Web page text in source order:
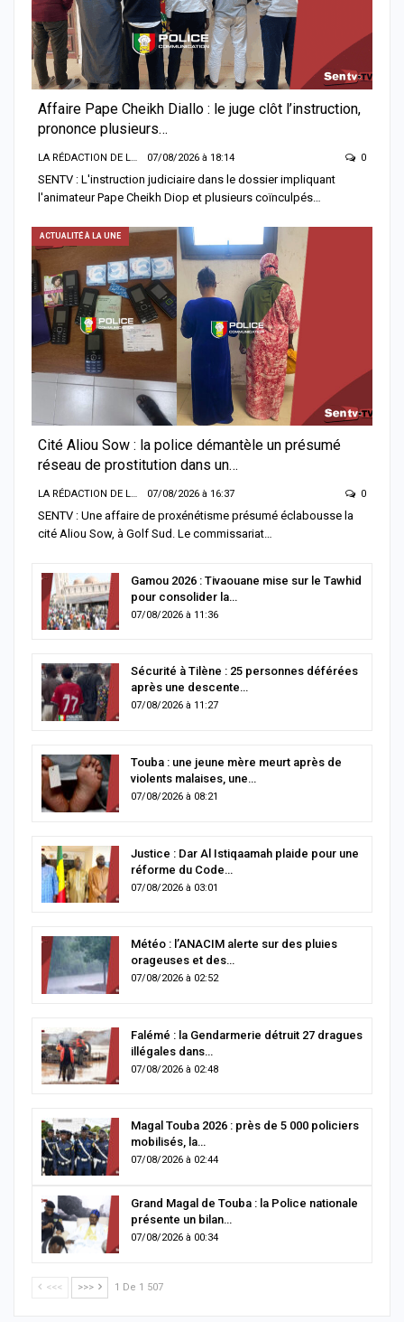
Affaire Pape Cheikh Diallo : le juge clôt l’instruction,
prononce plusieurs…
LA RÉDACTION DE LA SENTV.INFO 07/08/2026 à 18:14 0
SENTV : L'instruction judiciaire dans le dossier impliquant
l'animateur Pape Cheikh Diop et plusieurs coïnculpés…
ACTUALITÉ À LA UNE
Cité Aliou Sow : la police démantèle un présumé
réseau de prostitution dans un…
LA RÉDACTION DE LA SENTV.INFO 07/08/2026 à 16:37 0
SENTV : Une affaire de proxénétisme présumé éclabousse la
cité Aliou Sow, à Golf Sud. Le commissariat…
Gamou 2026 : Tivaouane mise sur le Tawhid
pour consolider la…
07/08/2026 à 11:36
Sécurité à Tilène : 25 personnes déférées
après une descente…
07/08/2026 à 11:27
Touba : une jeune mère meurt après de
violents malaises, une…
07/08/2026 à 08:21
Justice : Dar Al Istiqaamah plaide pour une
réforme du Code…
07/08/2026 à 03:01
Météo : l’ANACIM alerte sur des pluies
orageuses et des…
07/08/2026 à 02:52
Falémé : la Gendarmerie détruit 27 dragues
illégales dans…
07/08/2026 à 02:48
Magal Touba 2026 : près de 5 000 policiers
mobilisés, la…
07/08/2026 à 02:44
Grand Magal de Touba : la Police nationale
présente un bilan…
07/08/2026 à 00:34
<<< >>> 1 De 1 507